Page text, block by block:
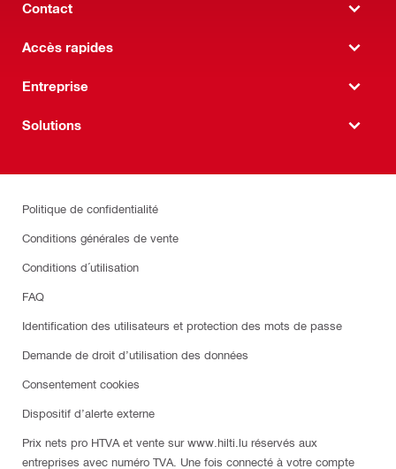
Contact
Accès rapides
Entreprise
Solutions
Politique de confidentialité
Conditions générales de vente
Conditions d´utilisation
FAQ
Identification des utilisateurs et protection des mots de passe
Demande de droit d’utilisation des données
Consentement cookies
Dispositif d’alerte externe
Prix nets pro HTVA et vente sur www.hilti.lu réservés aux
entreprises avec numéro TVA. Une fois connecté à votre compte